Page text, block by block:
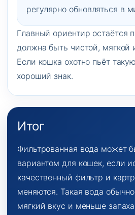
регулярно обновляться в
Главный ориентир остаётся
должна быть чистой, мягкой
Если кошка охотно пьёт
хороший знак.
Итог
Фильтрованная вода может
вариантом для кошек, если
качественный фильтр и
меняются. Такая вода
мягкий вкус и меньше